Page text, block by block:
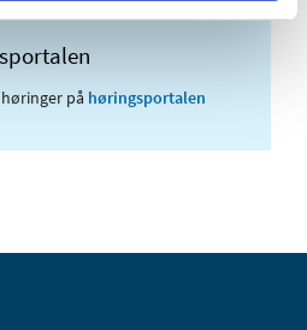
på høringsportalen